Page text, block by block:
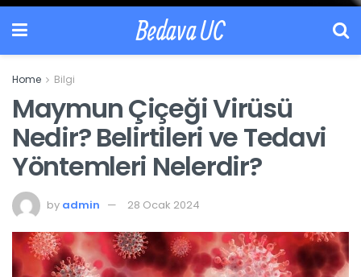
Bedava UC
Home Bilgi
Maymun Çiçeği Virüsü
Nedir? Belirtileri ve Tedavi
Yöntemleri Nelerdir?
by admin 28 Ocak 2024